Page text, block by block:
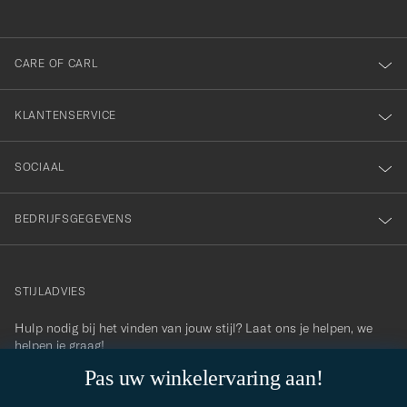
Pas uw winkelervaring aan!
onze
nieuwsbrief!
CARE OF CARL
KLANTENSERVICE
SOCIAAL
BEDRIJFSGEGEVENS
contact@careofcarl.com
STIJLADVIES
Hulp nodig bij het vinden van jouw stijl? Laat ons je helpen, we
helpen je graag!
STIJLADVIES